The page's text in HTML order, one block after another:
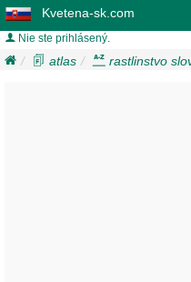
Kvetena-sk.com
Nie ste prihlásený.
atlas rastlinstvo